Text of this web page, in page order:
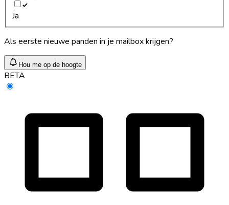
Ja
Als eerste nieuwe panden in je mailbox krijgen?
Hou me op de hoogte
BETA